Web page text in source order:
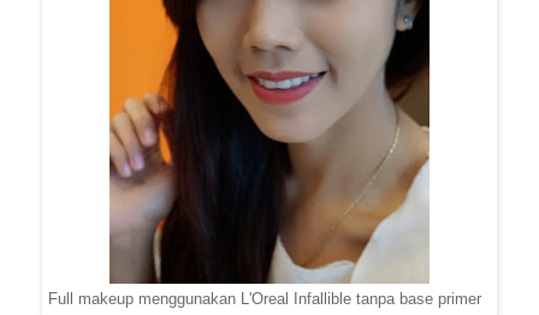
Full makeup menggunakan L'Oreal Infallible tanpa base primer